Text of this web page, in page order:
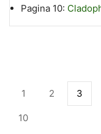
Pagina 10:
1 2 3
10